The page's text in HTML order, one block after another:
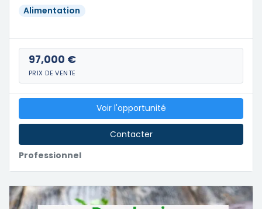
Alimentation
97,000 €
PRIX DE VENTE
Professionnel
Voir l'opportunité
Contacter